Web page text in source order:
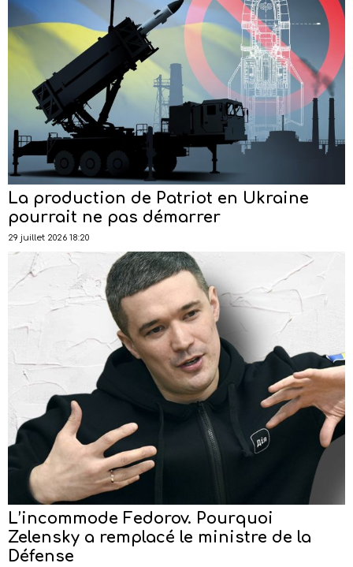
La production de Patriot en Ukraine
pourrait ne pas démarrer
29 juillet 2026 18:20
L’incommode Fedorov. Pourquoi
Zelensky a remplacé le ministre de la
Défense